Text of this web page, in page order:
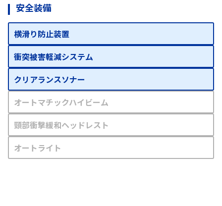
安全装備
横滑り防止装置
衝突被害軽減システム
クリアランスソナー
オートマチックハイビーム
頸部衝撃緩和ヘッドレスト
オートライト